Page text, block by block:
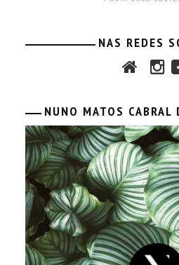
NAS REDES
NUNO MATOS CABRAL